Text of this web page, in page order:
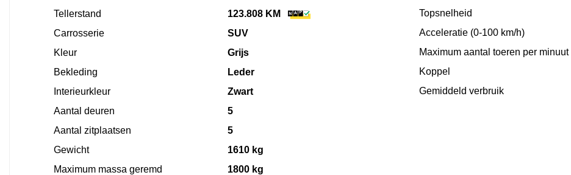
Tellerstand
123.808 KM
Carrosserie
SUV
Kleur
Grijs
Bekleding
Leder
Interieurkleur
Zwart
Aantal deuren
5
Aantal zitplaatsen
5
Gewicht
1610 kg
Maximum massa geremd
1800 kg
Topsnelheid
Acceleratie (0-100 km/h)
Maximum aantal toeren per minuut
Koppel
Gemiddeld verbruik